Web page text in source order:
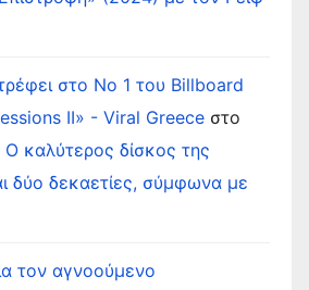
στο Νο 1 του Billboard
II» - Viral Greece στο
καλύτερος δίσκος της
δύο δεκαετίες, σύμφωνα με
τον αγνοούμενο